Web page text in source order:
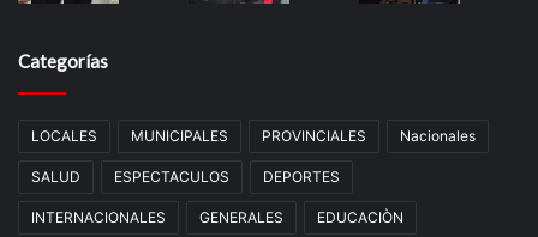
Categorías
LOCALES MUNICIPALES PROVINCIALES Nacionales
SALUD ESPECTACULOS DEPORTES
INTERNACIONALES GENERALES EDUCACIÒN